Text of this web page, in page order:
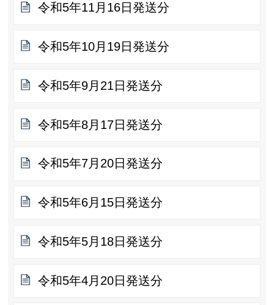
令和5年11月16日発送分
令和5年10月19日発送分
令和5年9月21日発送分
令和5年8月17日発送分
令和5年7月20日発送分
令和5年6月15日発送分
令和5年5月18日発送分
令和5年4月20日発送分